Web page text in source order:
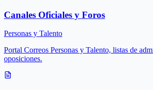
Canales Oficiales y Foros
Personas y Talento
Portal Correos Personas y Talento, listas de
oposiciones.